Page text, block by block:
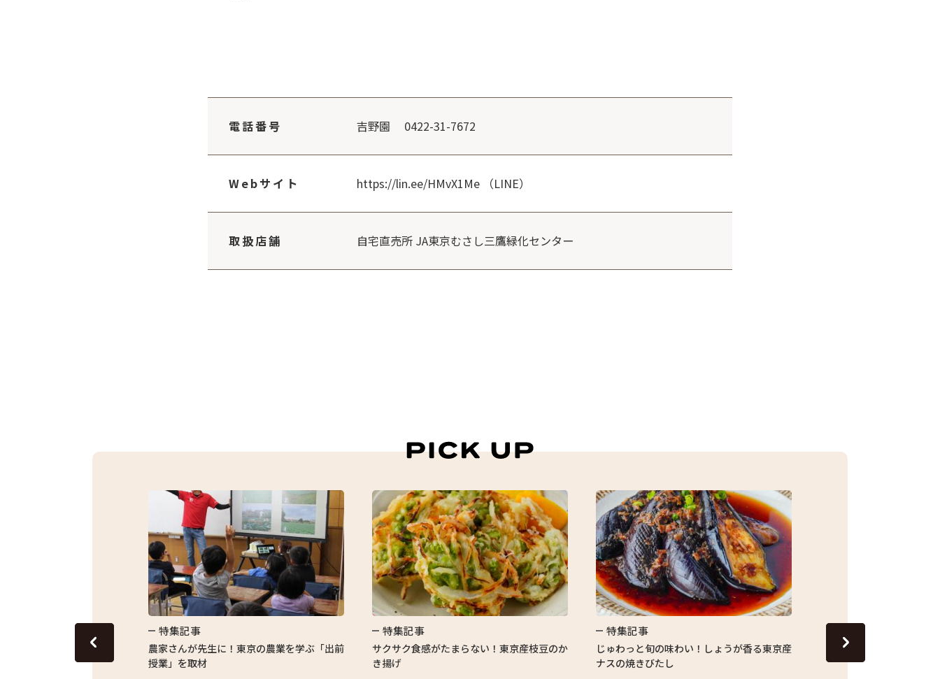
電話番号 吉野園 0422-31-7672
Webサイト https://lin.ee/HMvX1Me （LINE）
取扱店舗 自宅直売所 JA東京むさし三鷹緑化センター
ーンピースのおいしさを
特集記事
農家さんが先生に！東京の農業を学ぶ「出前
授業」を取材
特集記事
サクサク食感がたまらない！東京産枝豆のか
き揚げ
特集記事
じゅわっと旬の味わい！しょうが香る東京産
ナスの焼きびたし
13代目の跡継ぎが守り続
青梅市の「東京富の里